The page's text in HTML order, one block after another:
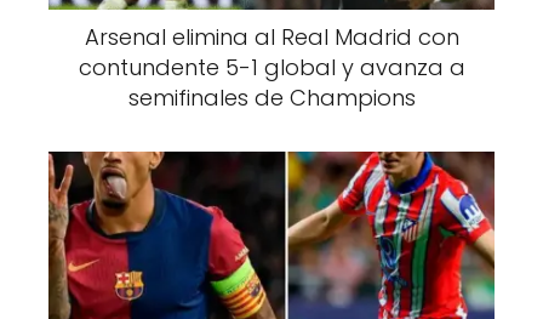
Arsenal elimina al Real Madrid con
contundente 5-1 global y avanza a
semifinales de Champions